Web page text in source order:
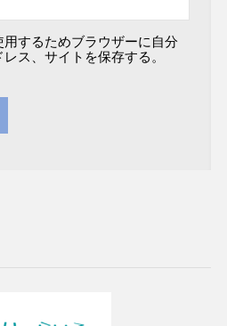
用するためブラウザーに自分
ス、サイトを保存する。